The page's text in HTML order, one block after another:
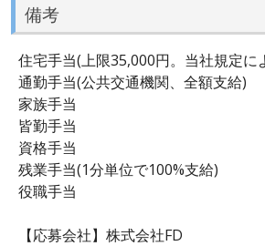
備考
住宅手当(上限35,000円。当社規定に
通勤手当(公共交通機関、全額支給)
家族手当
皆勤手当
資格手当
残業手当(1分単位で100%支給)
役職手当
【応募会社】株式会社FD